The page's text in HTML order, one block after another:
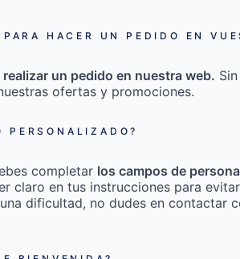
HACER UN PEDIDO EN
un pedido en nuestra web.
ofertas y promociones.
PERSONALIZADO?
completar los campos de
claro en tus instrucciones para
dificultad, no dudes en contactar